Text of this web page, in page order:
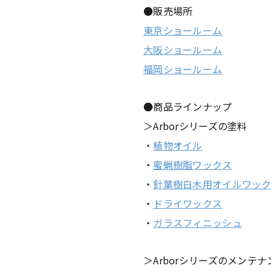
●販売場所
東京ショールーム
大阪ショールーム
福岡ショールーム
●商品ラインナップ
＞Arborシリーズの塗料
・植物オイル
・ 蜜蝋樹脂ワックス
・針葉樹白木用オイルワッ
・ ドライワックス
・ ガラスフィニッシュ
＞Arborシリーズのメンテナ